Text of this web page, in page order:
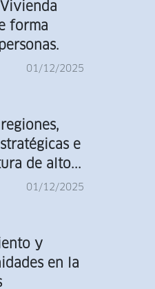
forma
01/12/2025
e
de alto...
01/12/2025
y
en la